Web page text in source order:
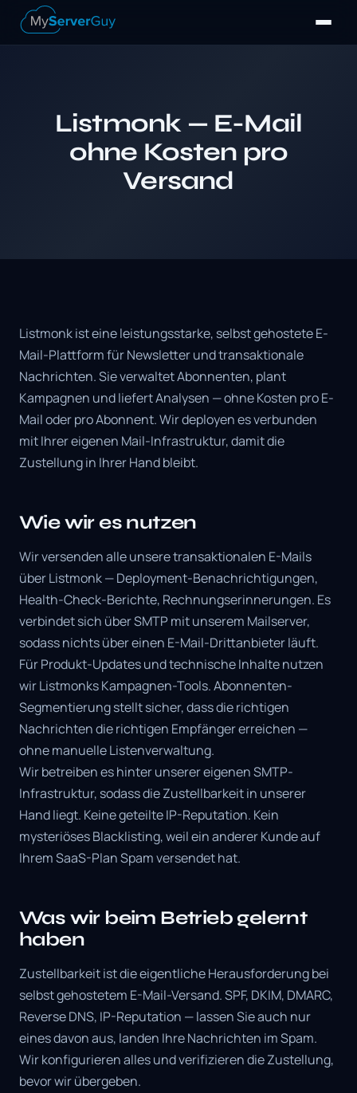
Listmonk — E-Mail
ohne Kosten pro
Versand
Listmonk ist eine leistungsstarke, selbst gehostete E-
Mail-Plattform für Newsletter und transaktionale
Nachrichten. Sie verwaltet Abonnenten, plant
Kampagnen und liefert Analysen — ohne Kosten pro E-
Mail oder pro Abonnent. Wir deployen es verbunden
mit Ihrer eigenen Mail-Infrastruktur, damit die
Zustellung in Ihrer Hand bleibt.
Wie wir es nutzen
Wir versenden alle unsere transaktionalen E-Mails
über Listmonk — Deployment-Benachrichtigungen,
Health-Check-Berichte, Rechnungserinnerungen. Es
verbindet sich über SMTP mit unserem Mailserver,
sodass nichts über einen E-Mail-Drittanbieter läuft.
Für Produkt-Updates und technische Inhalte nutzen
wir Listmonks Kampagnen-Tools. Abonnenten-
Segmentierung stellt sicher, dass die richtigen
Nachrichten die richtigen Empfänger erreichen —
ohne manuelle Listenverwaltung.
Wir betreiben es hinter unserer eigenen SMTP-
Infrastruktur, sodass die Zustellbarkeit in unserer
Hand liegt. Keine geteilte IP-Reputation. Kein
mysteriöses Blacklisting, weil ein anderer Kunde auf
Ihrem SaaS-Plan Spam versendet hat.
Was wir beim Betrieb gelernt
haben
Zustellbarkeit ist die eigentliche Herausforderung bei
selbst gehostetem E-Mail-Versand. SPF, DKIM, DMARC,
Reverse DNS, IP-Reputation — lassen Sie auch nur
eines davon aus, landen Ihre Nachrichten im Spam.
Wir konfigurieren alles und verifizieren die Zustellung,
bevor wir übergeben.